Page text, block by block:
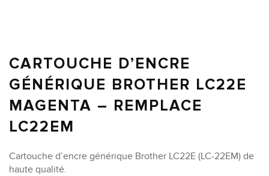
CARTOUCHE D’ENCRE
GÉNÉRIQUE BROTHER LC22E
MAGENTA – REMPLACE
LC22EM
Cartouche d’encre générique Brother LC22E (LC-22EM) de
haute qualité.